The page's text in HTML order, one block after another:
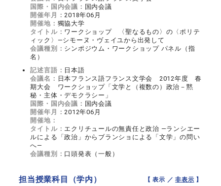
国際・国内会議： 国内会議
開催年月：2018年06月
開催地： 獨協大学
タイトル： ワークショップ 〈聖なるもの〉の〈ポリテ
ィック〉—シモーヌ・ヴェイユから出発して
会議種別： シンポジウム・ワークショップ パネル（指
名）
記述言語： 日本語
会議名： 日本フランス語フランス文学会 2012年度 春
期大会 ワークショップ「文学と（複数の）政治－黙
秘・主体・デモクラシー」
国際・国内会議： 国内会議
開催年月：2012年06月
開催地：
タイトル： エクリチュールの無責任と政治 ―ランシエー
ルによる「政治」からブランショによる「文学」の問い
へ―
会議種別： 口頭発表（一般）
担当授業科目（学内） 【 表示 ／非表示 】